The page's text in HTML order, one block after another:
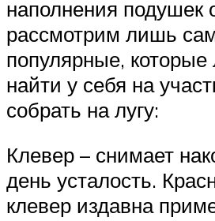
наполнения подушек
рассмотрим лишь
популярные, которые
найти у себя на
собрать на лугу:
Клевер – снимает
день усталость.
клевер издавна